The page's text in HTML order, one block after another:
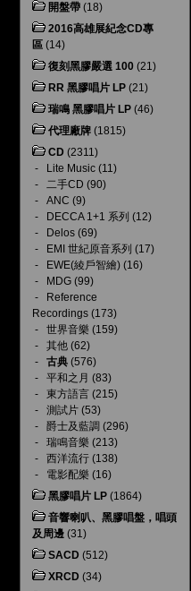
開盤帶 (18)
2016高雄展紀念CD專
區 (14)
復刻黑膠嚴選 100 (21)
RR 黑膠唱片 LP (21)
瑞鳴 黑膠唱片 LP (46)
代理廠牌 (1815)
CD (2311)
-
Lite Music (11)
- 二手CD (90)
- ANC (9)
-
DECCA 1+1 系列 (12)
-
Delos (69)
-
EMI 世紀原音系列 (17)
-
EWE(綾戶智繪) (16)
-
MDG (99)
-
Reference
Recordings (173)
- 世界音樂 (159)
- 其他 (62)
- 古典 (576)
- 平和之月 (83)
- 東方語言 (215)
- 測試片 (53)
- 爵士及藍調 (296)
- 瑞鳴音樂 (213)
- 西洋流行 (138)
- 電影配樂 (16)
黑膠唱片 LP (1864)
音響喇叭、黑膠唱盤，唱頭
及周邊 (31)
SACD (512)
XRCD (34)